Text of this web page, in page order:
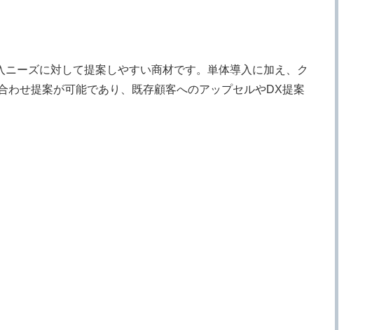
ーズに対して提案しやすい商材です。単体導入に加え、ク
せ提案が可能であり、既存顧客へのアップセルやDX提案